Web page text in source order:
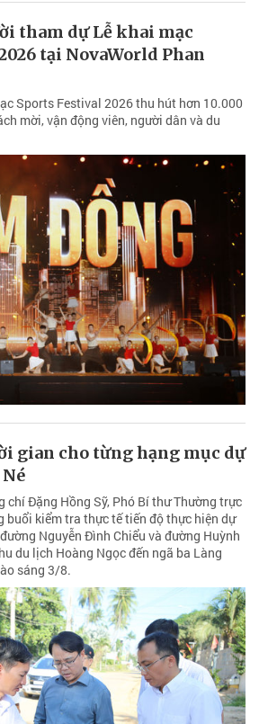
tham dự Lễ khai mạc
tại NovaWorld Phan
Sports Festival 2026 thu hút hơn 10.000
mời, vận động viên, người dân và du
gian cho từng hạng mục dự
chí Đặng Hồng Sỹ, Phó Bí thư Thường trực
buổi kiểm tra thực tế tiến độ thực hiện dự
Nguyễn Đình Chiểu và đường Huỳnh
du lịch Hoàng Ngọc đến ngã ba Làng
sáng 3/8.